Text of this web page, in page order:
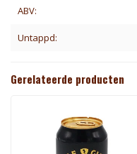
ABV:
Untappd:
Gerelateerde producten